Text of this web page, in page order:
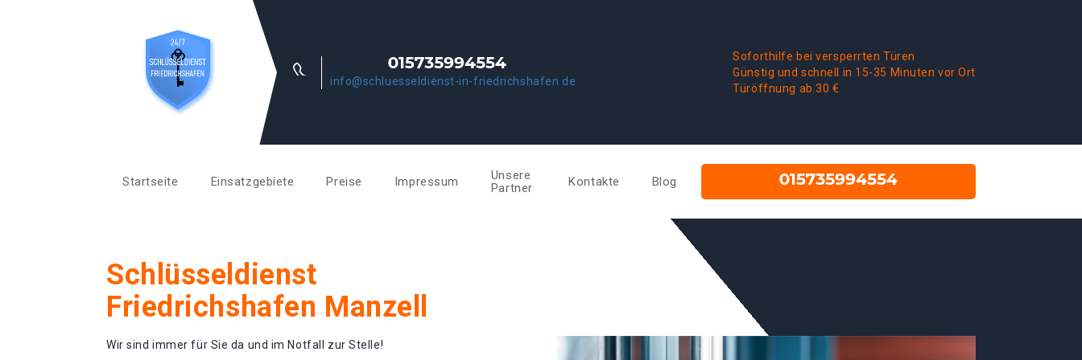
info@schluesseldienst-in-friedrichshafen.de
Soforthilfe bei versperrten Türen
Günstig und schnell in 15-35 Minuten vor Ort
Türöffnung ab 30 €
Startseite Einsatzgebiete Preise Impressum
Unsere
Partner
Kontakte Blog
Schlüsseldienst
Friedrichshafen Manzell
Wir sind immer für Sie da und im Notfall zur Stelle!